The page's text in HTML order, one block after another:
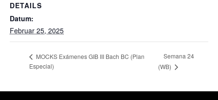
DETAILS
Datum:
Februar 25, 2025
MOCKS Exámenes GIB III Bach BC (Plan
Especial)
Semana 24
(WB)